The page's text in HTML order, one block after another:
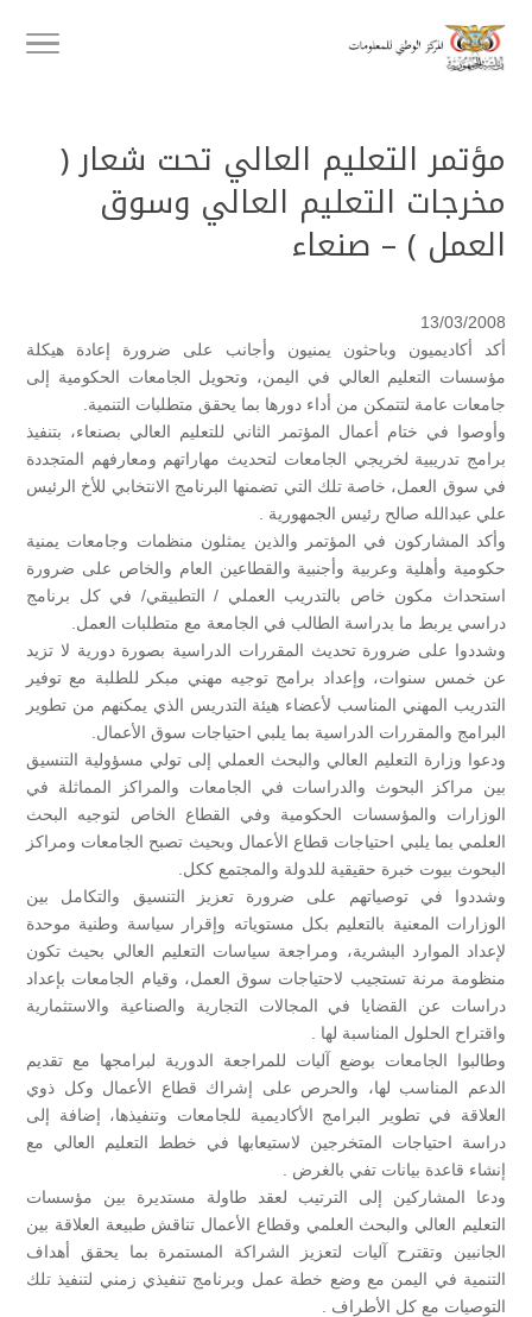
مؤتمر التعليم العالي تحت شعار (
مخرجات التعليم العالي وسوق
العمل ) – صنعاء
13/03/2008
أكد أكاديميون وباحثون يمنيون وأجانب على ضرورة إعادة هيكلة
مؤسسات التعليم العالي في اليمن، وتحويل الجامعات الحكومية إلى
جامعات عامة لتتمكن من أداء دورها بما يحقق متطلبات التنمية.
وأوصوا في ختام أعمال المؤتمر الثاني للتعليم العالي بصنعاء، بتنفيذ
برامج تدريبية لخريجي الجامعات لتحديث مهاراتهم ومعارفهم المتجددة
في سوق العمل، خاصة تلك التي تضمنها البرنامج الانتخابي للأخ الرئيس
علي عبدالله صالح رئيس الجمهورية .
وأكد المشاركون في المؤتمر والذين يمثلون منظمات وجامعات يمنية
حكومية وأهلية وعربية وأجنبية والقطاعين العام والخاص على ضرورة
استحداث مكون خاص بالتدريب العملي / التطبيقي/ في كل برنامج
دراسي يربط ما بدراسة الطالب في الجامعة مع متطلبات العمل.
وشددوا على ضرورة تحديث المقررات الدراسية بصورة دورية لا تزيد
عن خمس سنوات، وإعداد برامج توجيه مهني مبكر للطلبة مع توفير
التدريب المهني المناسب لأعضاء هيئة التدريس الذي يمكنهم من تطوير
البرامج والمقررات الدراسية بما يلبي احتياجات سوق الأعمال.
ودعوا وزارة التعليم العالي والبحث العملي إلى تولي مسؤولية التنسيق
بين مراكز البحوث والدراسات في الجامعات والمراكز المماثلة في
الوزارات والمؤسسات الحكومية وفي القطاع الخاص لتوجيه البحث
العلمي بما يلبي احتياجات قطاع الأعمال وبحيث تصبح الجامعات ومراكز
البحوث بيوت خبرة حقيقية للدولة والمجتمع ككل.
وشددوا في توصياتهم على ضرورة تعزيز التنسيق والتكامل بين
الوزارات المعنية بالتعليم بكل مستوياته وإقرار سياسة وطنية موحدة
لإعداد الموارد البشرية، ومراجعة سياسات التعليم العالي بحيث تكون
منظومة مرنة تستجيب لاحتياجات سوق العمل، وقيام الجامعات بإعداد
دراسات عن القضايا في المجالات التجارية والصناعية والاستثمارية
واقتراح الحلول المناسبة لها .
وطالبوا الجامعات بوضع آليات للمراجعة الدورية لبرامجها مع تقديم
الدعم المناسب لها، والحرص على إشراك قطاع الأعمال وكل ذوي
العلاقة في تطوير البرامج الأكاديمية للجامعات وتنفيذها، إضافة إلى
دراسة احتياجات المتخرجين لاستيعابها في خطط التعليم العالي مع
إنشاء قاعدة بيانات تفي بالغرض .
ودعا المشاركين إلى الترتيب لعقد طاولة مستديرة بين مؤسسات
التعليم العالي والبحث العلمي وقطاع الأعمال تناقش طبيعة العلاقة بين
الجانبين وتقترح آليات لتعزيز الشراكة المستمرة بما يحقق أهداف
التنمية في اليمن مع وضع خطة عمل وبرنامج تنفيذي زمني لتنفيذ تلك
التوصيات مع كل الأطراف .